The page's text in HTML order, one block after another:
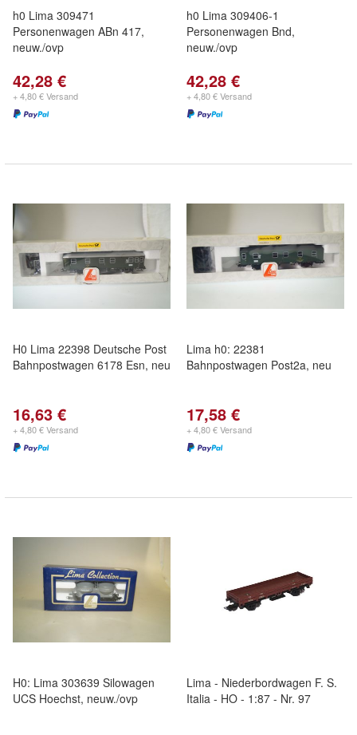
h0 Lima 309471
Personenwagen ABn 417,
neuw./ovp
42,28 €
+ 4,80 € Versand
h0 Lima 309406-1
Personenwagen Bnd,
neuw./ovp
42,28 €
+ 4,80 € Versand
H0 Lima 22398 Deutsche Post
Bahnpostwagen 6178 Esn, neu
16,63 €
+ 4,80 € Versand
Lima h0: 22381
Bahnpostwagen Post2a, neu
17,58 €
+ 4,80 € Versand
H0: Lima 303639 Silowagen
UCS Hoechst, neuw./ovp
Lima - Niederbordwagen F. S.
Italia - HO - 1:87 - Nr. 97